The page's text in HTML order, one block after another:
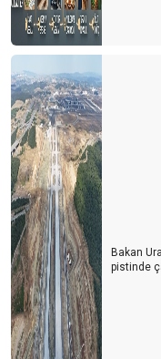
FRANSA 100 MİLYON
ALMANYA BOŞ
İSPANYA BU SEZONU
SEÇİMLERİN TURİZME
BAYRAMDA YUNAN
Mİ?
ALMAN SEYAHAT
Runtalya maratonu
1618 sayılı Seyahat
bir taleptir
2024 TE DÜNYA
Bakan
pistinde